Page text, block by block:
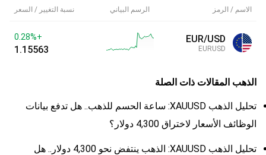
الاسم / الرمز الرسم البياني نسبة التغيير / السعر
EUR/USD
EURUSD
+0.28%
1.15563
الذهب المقالات ذات الصلة
تحليل الذهب XAUUSD: ساعة الحسم للذهب.. هل تدفع بيانات
الوظائف الأسعار لاختراق 4,300 دولار؟
تحليل الذهب XAUUSD: الذهب ينتفض نحو 4,300 دولار.. هل